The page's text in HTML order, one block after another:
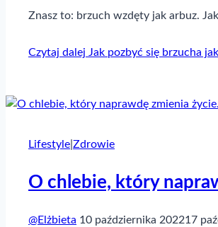
Znasz to: brzuch wzdęty jak arbuz.
Czytaj dalej Jak pozbyć się brzucha
Lifestyle Zdrowie
O chlebie, który
@Elżbieta 10 października 202217